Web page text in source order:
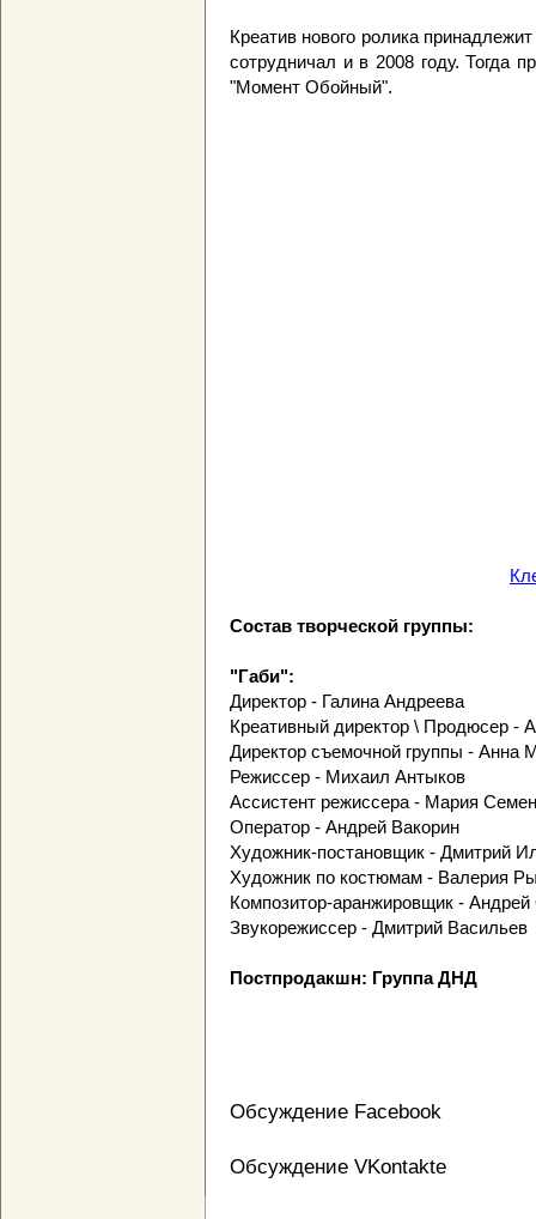
Креатив нового ролика
сотрудничал и в 2008 году. Тогда
"Момент Обойный".
Состав творческой группы:
"Габи":
Директор - Галина Андреева
Креативный директор \ Продюсер -
Директор съемочной группы - Анна
Режиссер - Михаил Антыков
Ассистент режиссера - Мария
Оператор - Андрей Вакорин
Художник-постановщик - Дмитрий
Художник по костюмам - Валерия
Композитор-аранжировщик -
Звукорежиссер - Дмитрий Васильев
Постпродакшн: Группа ДНД
Обсуждение Facebook
Обсуждение VKontakte